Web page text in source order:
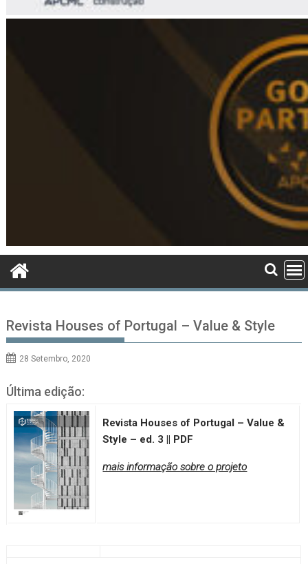
Revista Houses of Portugal – Value & Style
28 Setembro, 2020
Última edição:
Revista Houses of Portugal – Value &
Style – ed. 3 || PDF
mais informação sobre o projeto